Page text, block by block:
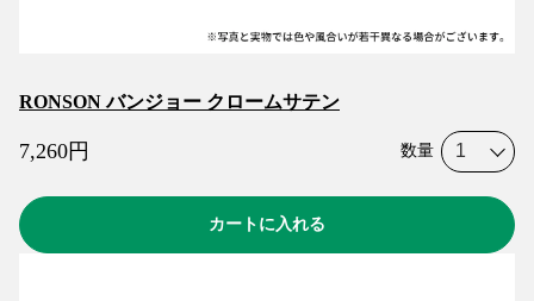
RONSON バンジョー クロームサテン
7,260円 数量
カートに入れる